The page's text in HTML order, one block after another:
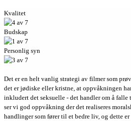
Kvalitet
Budskap
Personlig syn
Det er en helt vanlig strategi av filmer som
det er jødiske eller kristne, at oppvåkningen
inkludert det seksuelle - det handler om å
ser vi god oppvåkning der det realiseres
handlinger som fører til et bedre liv, og dette